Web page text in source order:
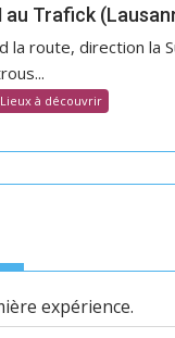
au Trafick
la route, direction la
Lieux à découvrir
expérience.